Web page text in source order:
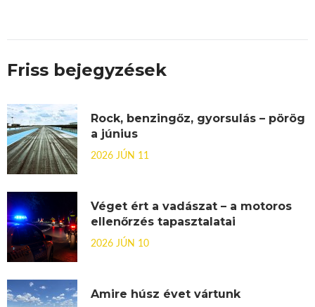
Friss bejegyzések
Rock, benzingőz, gyorsulás – pörög
a június
2026 JÚN 11
Véget ért a vadászat – a motoros
ellenőrzés tapasztalatai
2026 JÚN 10
Amire húsz évet vártunk